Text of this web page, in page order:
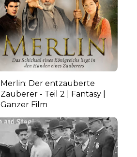
Merlin: Der entzauberte
Zauberer - Teil 2 | Fantasy |
Ganzer Film